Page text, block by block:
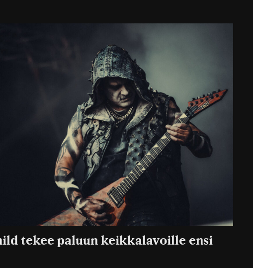
tekee paluun keikkalavoille ensi